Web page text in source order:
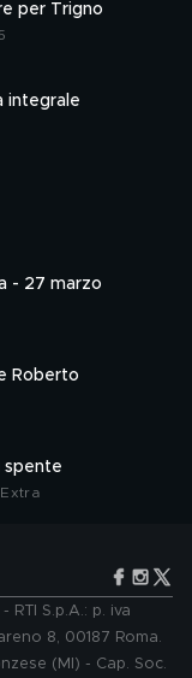
per Trigno
integrale
- 27 marzo
Roberto
spente
RTI S.p.A.: p. iva
8, 00187 Roma.
(MI) - Cap. Soc.